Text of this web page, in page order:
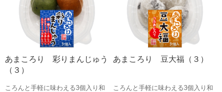
あまころり 彩りまんじゅう
（３）
ころんと手軽に味わえる3個入り和
あまころり 豆大福（３）
ころんと手軽に味わえる3個入り和